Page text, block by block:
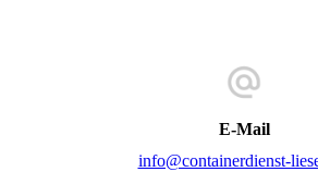
E-Mail
info@containerdienst-